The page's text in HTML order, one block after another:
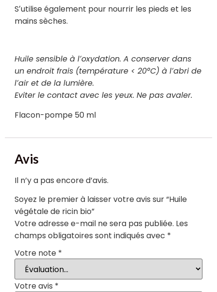
Sʼutilise également pour nourrir les pieds et les
mains sèches.
Huile sensible à lʼoxydation. A conserver dans
un endroit frais (température < 20°C) à lʼabri de
lʼair et de la lumière.
Eviter le contact avec les yeux. Ne pas avaler.
Flacon-pompe 50 ml
Avis
Il n’y a pas encore d’avis.
Soyez le premier à laisser votre avis sur “Huile
végétale de ricin bio”
Votre adresse e-mail ne sera pas publiée. Les
champs obligatoires sont indiqués avec *
Votre note *
Votre avis *